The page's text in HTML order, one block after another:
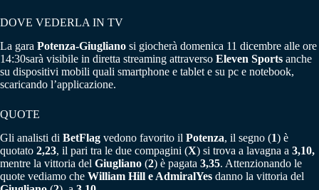
DOVE VEDERLA IN TV
La gara Potenza-Giugliano si giocherà domenica 11 dicembre alle ore
14:30sarà visibile in diretta streaming attraverso Eleven Sports anche
su dispositivi mobili quali smartphone e tablet e su pc e notebook,
scaricando l’applicazione.
QUOTE
Gli analisti di BetFlag vedono favorito il Potenza, il segno (1) è
quotato 2,23, il pari tra le due compagini (X) si trova a lavagna a 3,10,
mentre la vittoria del Giugliano (2) è pagata 3,35. Attenzionando le
quote vediamo che William Hill e AdmiralYes danno la vittoria del